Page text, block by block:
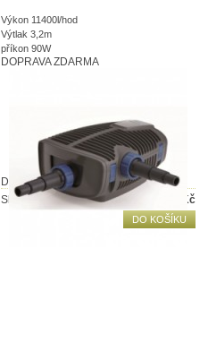
Výkon 11400l/hod
Výtlak 3,2m
příkon 90W
DOPRAVA ZDARMA
Dostupnost:Skladem
Skladem
Kč
DO KOŠÍKU